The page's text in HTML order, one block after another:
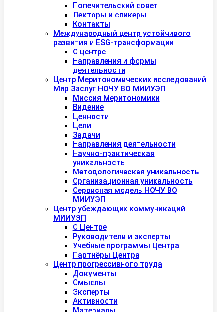
Попечительский совет
Лекторы и спикеры
Контакты
Международный центр устойчивого
развития и ESG-трансформации
О центре
Направления и формы
деятельности
Центр Меритономических исследований
Мир Заслуг НОЧУ ВО МИИУЭП
Миссия Меритономики
Видение
Ценности
Цели
Задачи
Направления деятельности
Научно-практическая
уникальность
Методологическая уникальность
Организационная уникальность
Сервисная модель НОЧУ ВО
МИИУЭП
Центр убеждающих коммуникаций
МИИУЭП
О Центре
Руководители и эксперты
Учебные программы Центра
Партнёры Центра
Центр прогрессивного труда
Документы
Смыслы
Эксперты
Активности